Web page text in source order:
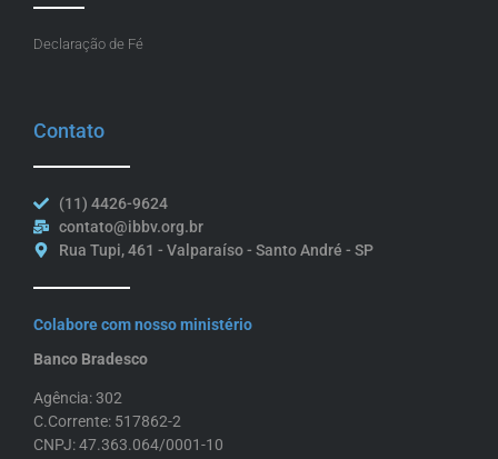
Declaração de Fé
Contato
(11) 4426-9624
contato@ibbv.org.br
Rua Tupi, 461 - Valparaíso - Santo André - SP
Colabore com nosso ministério
Banco Bradesco
Agência: 302
C.Corrente: 517862-2
CNPJ: 47.363.064/0001-10